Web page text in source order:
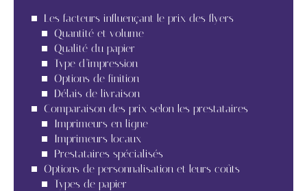
Les facteurs influençant le prix des flyers
Quantité et volume
Qualité du papier
Type d’impression
Options de finition
Délais de livraison
Comparaison des prix selon les prestataires
Imprimeurs en ligne
Imprimeurs locaux
Prestataires spécialisés
Options de personnalisation et leurs coûts
Types de papier